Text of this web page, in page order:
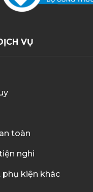
VỤ
toàn
nghi
phụ kiện khác